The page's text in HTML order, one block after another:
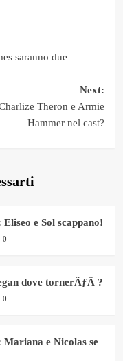
saranno due
Next:
Theron e Armie
Hammer nel cast?
e Sol scappano!
0
dove tornerÃƒÂ ?
0
e Nicolas se